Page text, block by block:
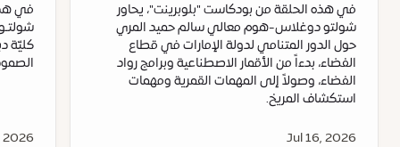
في هذه الحلقة من بودكاست "بلوبرينت"، يحاور
شولتو دوغلاس-هوم معالي سالم حميد المري
حول الدور المتنامي لدولة الإمارات في قطاع
الفضاء، بدءاً من الأقمار الاصطناعية وبرامج رواد
الفضاء، وصولاً إلى المهمات القمرية ومهمات
استكشاف المريخ.
Jul 16, 2026
في
كليّة
2026